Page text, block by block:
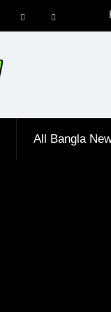
All Bangla